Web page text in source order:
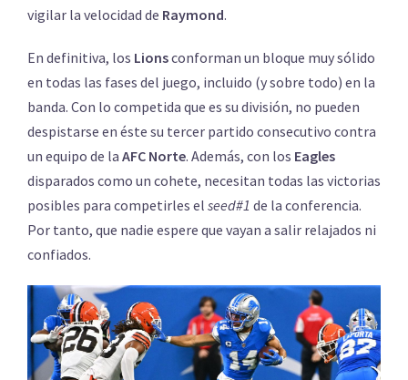
vigilar la velocidad de Raymond.
En definitiva, los Lionsconforman un bloque muy sólido
en todas las fases del juego, incluido (y sobre todo) en la
banda. Con lo competida que es su división, no pueden
despistarse en éste su tercer partido consecutivo contra
un equipo de la AFC Norte. Además, con los Eagles
disparados como un cohete, necesitan todas las victorias
posibles para competirles el seed#1 de la conferencia.
Por tanto, que nadie espere que vayan a salir relajados ni
confiados.